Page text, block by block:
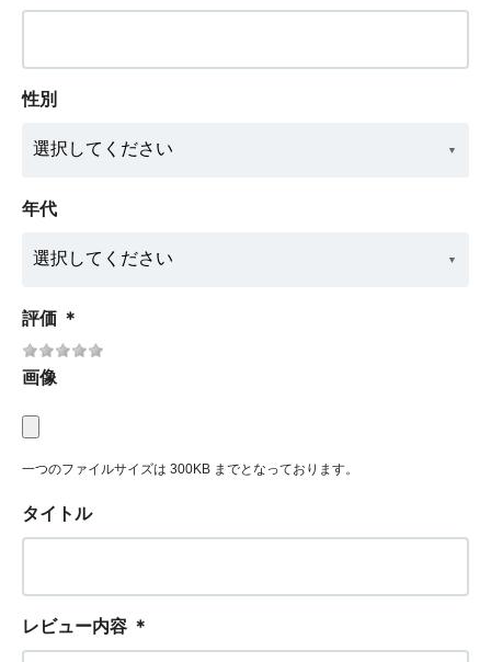
性別
年代
評価 ＊
画像
一つのファイルサイズは 300KB までとなっております。
タイトル
レビュー内容 ＊